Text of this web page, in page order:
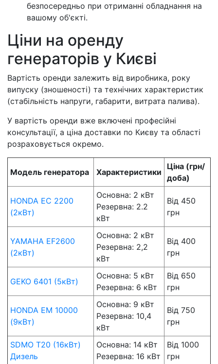
безпосередньо при отриманні обладнання на
вашому об'єкті.
Ціни на оренду
генераторів у Києві
Вартість оренди залежить від виробника, року
випуску (зношеності) та технічних характеристик
(стабільність напруги, габарити, витрата палива).
У вартість оренди вже включені професійні
консультації, а ціна доставки по Києву та області
розраховується окремо.
Модель генератора Характеристики
Ціна (грн/
доба)
HONDA EC 2200
(2кВт)
Основна: 2 кВт
Резервна: 2.2
кВт
Від 450
грн
YAMAHA EF2600
(2кВт)
Основна: 2 кВт
Резервна: 2,2
кВт
Від 400
грн
GEKO 6401 (5кВт)
Основна: 5 кВт
Резервна: 6 кВт
Від 650
грн
HONDA EM 10000
(9кВт)
Основна: 9 кВт
Резервна: 10,4
кВт
Від 750
грн
SDMO T20 (16кВт)
Дизель
Основна: 14 кВт
Резервна: 16 кВт
Від 1000
грн